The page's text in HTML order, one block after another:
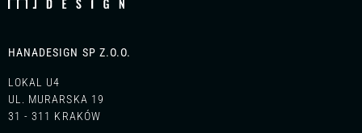
HANADESIGN SP Z.O.O.
LOKAL U4
UL. MURARSKA 19
31 - 311 KRAKÓW